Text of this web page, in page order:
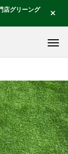
店グリーング